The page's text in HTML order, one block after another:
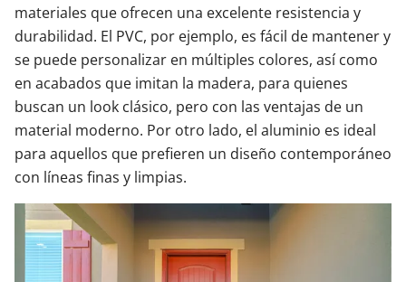
materiales que ofrecen una excelente resistencia y
durabilidad. El PVC, por ejemplo, es fácil de mantener y
se puede personalizar en múltiples colores, así como
en acabados que imitan la madera, para quienes
buscan un look clásico, pero con las ventajas de un
material moderno. Por otro lado, el aluminio es ideal
para aquellos que prefieren un diseño contemporáneo
con líneas finas y limpias.